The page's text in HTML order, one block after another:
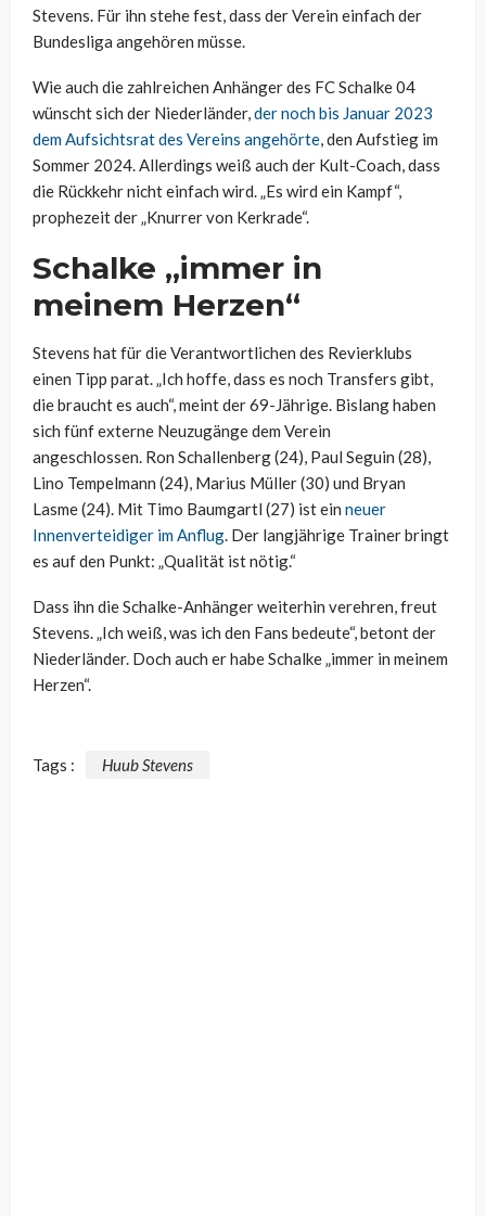
Stevens. Für ihn stehe fest, dass der Verein einfach der
Bundesliga angehören müsse.
Wie auch die zahlreichen Anhänger des FC Schalke 04
wünscht sich der Niederländer,der noch bis Januar 2023
dem Aufsichtsrat des Vereins angehörte, den Aufstieg im
Sommer 2024. Allerdings weiß auch der Kult-Coach, dass
die Rückkehr nicht einfach wird. „Es wird ein Kampf“,
prophezeit der „Knurrer von Kerkrade“.
Schalke „immer in
meinem Herzen“
Stevens hat für die Verantwortlichen des Revierklubs
einen Tipp parat. „Ich hoffe, dass es noch Transfers gibt,
die braucht es auch“, meint der 69-Jährige. Bislang haben
sich fünf externe Neuzugänge dem Verein
angeschlossen. Ron Schallenberg (24), Paul Seguin (28),
Lino Tempelmann (24), Marius Müller (30) und Bryan
Lasme (24). Mit Timo Baumgartl (27) ist ein neuer
Innenverteidiger im Anflug. Der langjährige Trainer bringt
es auf den Punkt: „Qualität ist nötig.“
Dass ihn die Schalke-Anhänger weiterhin verehren, freut
Stevens. „Ich weiß, was ich den Fans bedeute“, betont der
Niederländer. Doch auch er habe Schalke „immer in meinem
Herzen“.
Tags : Huub Stevens